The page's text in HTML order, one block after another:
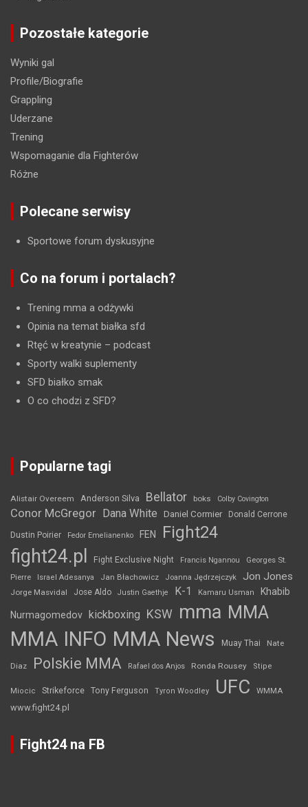
Pozostałe kategorie
Wyniki gal
Profile/Biografie
Grappling
Uderzane
Trening
Wspomaganie dla Fighterów
Różne
Polecane serwisy
Sportowe forum dyskusyjne
Co na forum i portalach?
Trening mma a odżywki
Opinia na temat białka sfd
Rtęć w kreatynie – podcast
Sporty walki suplementy
SFD białko smak
O co chodzi z SFD?
Popularne tagi
Alistair Overeem Anderson Silva Bellator boks Colby Covington
Conor McGregor Dana White Daniel Cormier Donald Cerrone
Dustin Poirier Fedor Emelianenko FEN Fight24
fight24.pl Fight Exclusive Night Francis Ngannou
Georges St.
Pierre
Israel Adesanya Jan Błachowicz Joanna Jędrzejczyk Jon Jones
Jorge Masvidal Jose Aldo Justin Gaethje K-1 Kamaru Usman Khabib
Nurmagomedov kickboxing KSW mma MMA
MMA INFO MMA News Muay Thai Nate
Diaz Polskie MMA Rafael dos Anjos Ronda Rousey Stipe
Miocic Strikeforce Tony Ferguson Tyron Woodley UFC WMMA
www.fight24.pl
Fight24 na FB